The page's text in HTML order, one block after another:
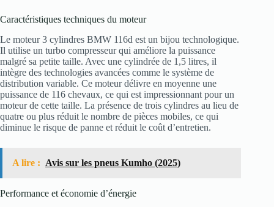
Caractéristiques techniques du moteur
Le moteur 3 cylindres BMW 116d est un bijou technologique.
Il utilise un turbo compresseur qui améliore la puissance
malgré sa petite taille. Avec une cylindrée de 1,5 litres, il
intègre des technologies avancées comme le système de
distribution variable. Ce moteur délivre en moyenne une
puissance de 116 chevaux, ce qui est impressionnant pour un
moteur de cette taille. La présence de trois cylindres au lieu de
quatre ou plus réduit le nombre de pièces mobiles, ce qui
diminue le risque de panne et réduit le coût d’entretien.
A lire : Avis sur les pneus Kumho (2025)
Performance et économie d’énergie